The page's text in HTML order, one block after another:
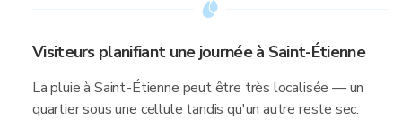
Visiteurs planifiant une journée à Saint-Étienne
La pluie à Saint-Étienne peut être très localisée — un
quartier sous une cellule tandis qu'un autre reste sec.